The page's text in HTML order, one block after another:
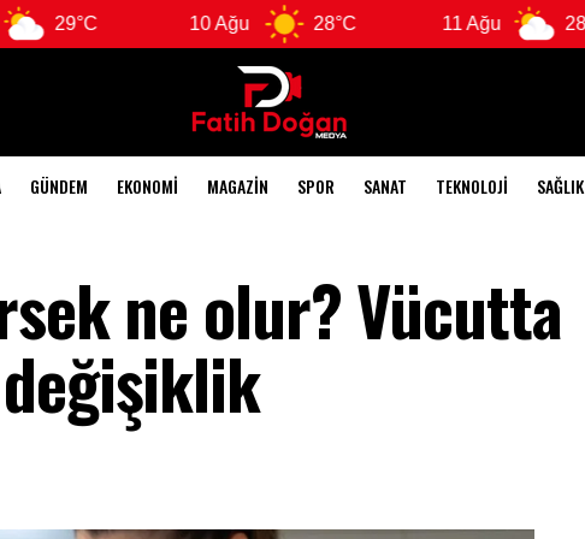
10 Ağu 28°C 11 Ağu 28°C
GÜNDEM EKONOMI MAGAZIN SPOR SANAT TEKNOLOJI SAĞLIK
ne olur? Vücutta